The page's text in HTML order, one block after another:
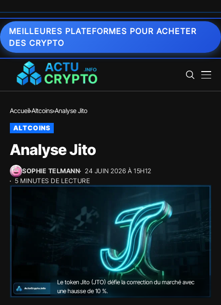
MEILLEURES PLATEFORMES POUR ACHETER
DES CRYPTO
Accueil Altcoins Analyse Jito
ALTCOINS
Analyse Jito
SOPHIE TELMANN
24 JUIN 2026 À 15H12
5 MINUTES DE LECTURE
Le token Jito (JTO) défie la correction du marché avec
une hausse de 10 %.